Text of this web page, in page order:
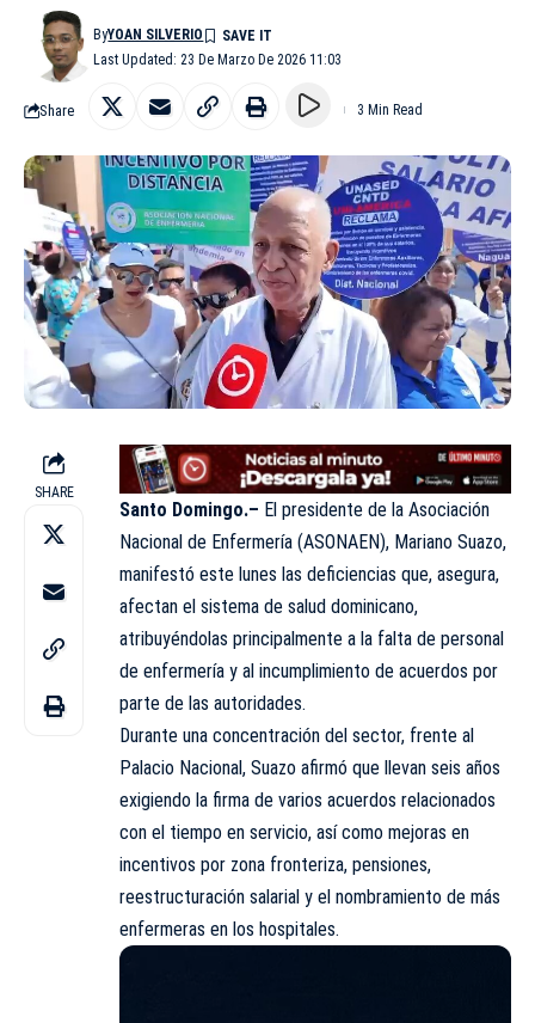
Last Updated: 23 De Marzo De 2026 11:03
ByYOAN SILVERIO
Share 3 Min Read
SHARE
Santo Domingo.– El presidente de la Asociación
Nacional de Enfermería (ASONAEN), Mariano Suazo,
manifestó este lunes las deficiencias que, asegura,
afectan el sistema de salud dominicano,
atribuyéndolas principalmente a la falta de personal
de enfermería y al incumplimiento de acuerdos por
parte de las autoridades.
Durante una concentración del sector, frente al
Palacio Nacional, Suazo afirmó que llevan seis años
exigiendo la firma de varios acuerdos relacionados
con el tiempo en servicio, así como mejoras en
incentivos por zona fronteriza, pensiones,
reestructuración salarial y el nombramiento de más
enfermeras en los hospitales.